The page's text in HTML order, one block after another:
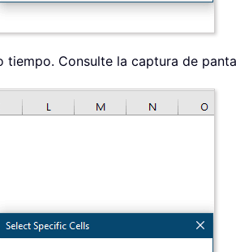
Consulte la captura de